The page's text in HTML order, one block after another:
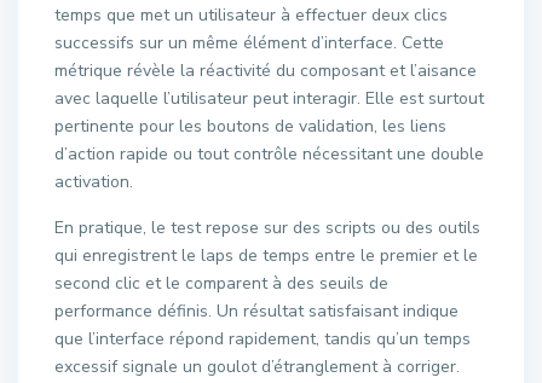
temps que met un utilisateur à effectuer deux clics
successifs sur un même élément d’interface. Cette
métrique révèle la réactivité du composant et l’aisance
avec laquelle l’utilisateur peut interagir. Elle est surtout
pertinente pour les boutons de validation, les liens
d’action rapide ou tout contrôle nécessitant une double
activation.
En pratique, le test repose sur des scripts ou des outils
qui enregistrent le laps de temps entre le premier et le
second clic et le comparent à des seuils de
performance définis. Un résultat satisfaisant indique
que l’interface répond rapidement, tandis qu’un temps
excessif signale un goulot d’étranglement à corriger.